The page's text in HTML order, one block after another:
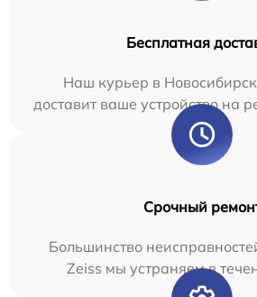
Бесплатная
Наш курьер в
доставит ваше устройство на
Срочный
Большинство
Zeiss мы устраняем в